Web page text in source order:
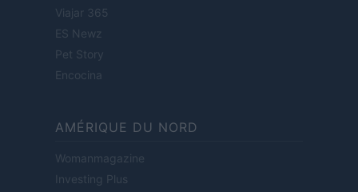
Viajar 365
ES Newz
Pet Story
Encocina
AMÉRIQUE DU NORD
Womanmagazine
Investing Plus